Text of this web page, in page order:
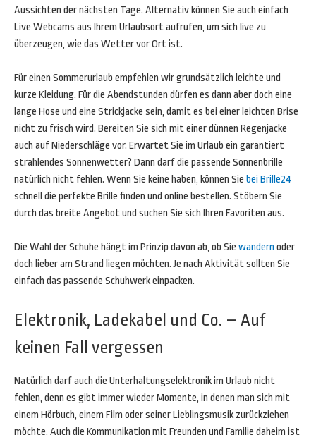
Aussichten der nächsten Tage. Alternativ können Sie auch einfach
Live Webcams aus Ihrem Urlaubsort aufrufen, um sich live zu
überzeugen, wie das Wetter vor Ort ist.
Für einen Sommerurlaub empfehlen wir grundsätzlich leichte und
kurze Kleidung. Für die Abendstunden dürfen es dann aber doch eine
lange Hose und eine Strickjacke sein, damit es bei einer leichten Brise
nicht zu frisch wird. Bereiten Sie sich mit einer dünnen Regenjacke
auch auf Niederschläge vor. Erwartet Sie im Urlaub ein garantiert
strahlendes Sonnenwetter? Dann darf die passende Sonnenbrille
natürlich nicht fehlen. Wenn Sie keine haben, können Sie bei Brille24
schnell die perfekte Brille finden und online bestellen. Stöbern Sie
durch das breite Angebot und suchen Sie sich Ihren Favoriten aus.
Die Wahl der Schuhe hängt im Prinzip davon ab, ob Sie wandern oder
doch lieber am Strand liegen möchten. Je nach Aktivität sollten Sie
einfach das passende Schuhwerk einpacken.
Elektronik, Ladekabel und Co. – Auf
keinen Fall vergessen
Natürlich darf auch die Unterhaltungselektronik im Urlaub nicht
fehlen, denn es gibt immer wieder Momente, in denen man sich mit
einem Hörbuch, einem Film oder seiner Lieblingsmusik zurückziehen
möchte. Auch die Kommunikation mit Freunden und Familie daheim ist